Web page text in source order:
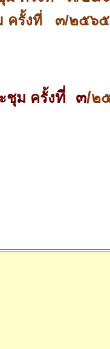
ครั้งที่ ๓/๒๕๖๕
ชุม ครั้งที่ ๓/๒